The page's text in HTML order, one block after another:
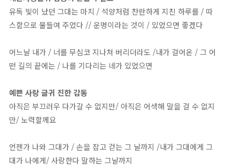
유독 빛이 났던 그대는 마치 / 석양처럼 찬란하게 지친 하루를 / 따
스함으로 물들여 주었다 // 운명이라는 것이 / 있었으면 좋겠다
어느날 내가 / 너를 무심코 지나쳐 버리더라도 /내가 걸어온 / 그 어
떤 길의 끝에는 / 나를 기다리는 네가 있었으면
예쁜 사랑 글귀 진한 감동
아직은 부끄러우 다가갈 수 없지만/ 아직은 어색해 말을 걸 수 없지
만/ 노력할께요
언젠가 나와 그대가 / 손을 잡고 걷는 그 날까지 /내가 그대에게 그
대가 나에게/ 사랑한다 말하는 그날까지